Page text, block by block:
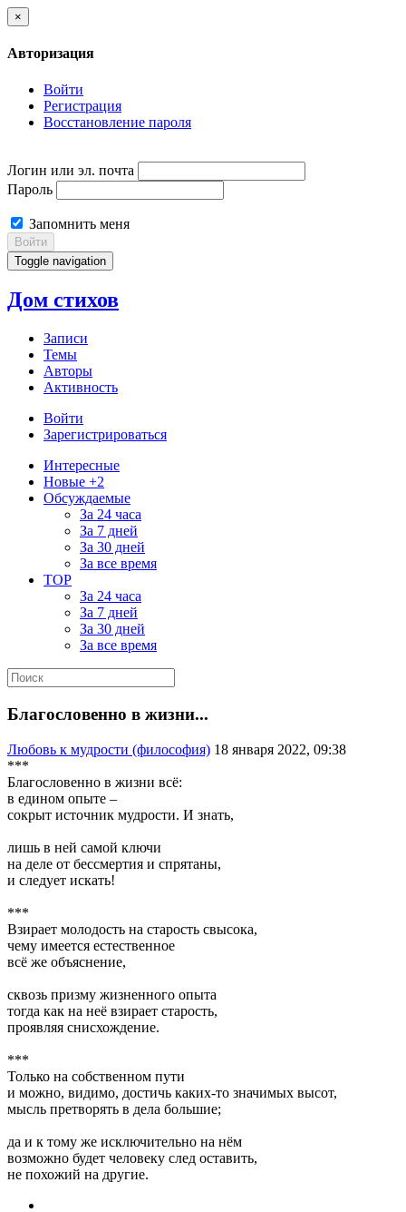
×
Авторизация
Войти
Регистрация
Восстановление пароля
Логин или эл. почта
Пароль
Запомнить меня
Войти
Toggle navigation
Дом стихов
Записи
Темы
Авторы
Активность
Войти
Зарегистрироваться
Интересные
Новые +2
Обсуждаемые
За 24 часа
За 7 дней
За 30 дней
За все время
TOP
За 24 часа
За 7 дней
За 30 дней
За все время
Благословенно в жизни...
Любовь к мудрости (философия) 18 января 2022, 09:38
***
Благословенно в жизни всё:
в едином опыте –
сокрыт источник мудрости. И знать,
лишь в ней самой ключи
на деле от бессмертия и спрятаны,
и следует искать!
***
Взирает молодость на старость свысока,
чему имеется естественное
всё же объяснение,
сквозь призму жизненного опыта
тогда как на неё взирает старость,
проявляя снисхождение.
***
Только на собственном пути
и можно, видимо, достичь каких-то значимых высот,
мысль претворять в дела большие;
да и к тому же исключительно на нём
возможно будет человеку след оставить,
не похожий на другие.